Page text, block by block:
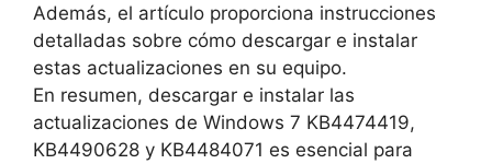
Además, el artículo proporciona instrucciones
detalladas sobre cómo descargar e instalar
estas actualizaciones en su equipo.
En resumen, descargar e instalar las
actualizaciones de Windows 7 KB4474419,
KB4490628 y KB4484071 es esencial para